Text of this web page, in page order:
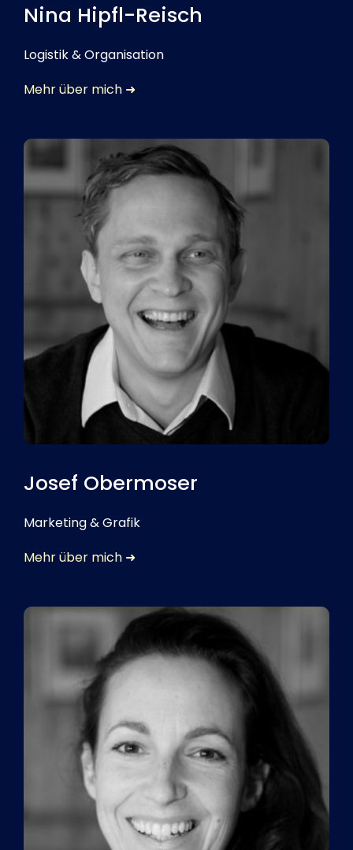
Nina Hipfl-Reisch
Logistik & Organisation
Mehr über mich ➜
Josef Obermoser
Marketing & Grafik
Mehr über mich ➜